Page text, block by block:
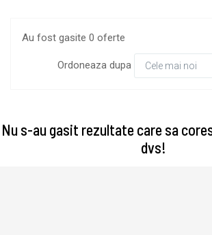
Au fost gasite 0 oferte
Ordoneaza dupa Cele mai noi
Nu s-au gasit rezultate care sa
dvs!